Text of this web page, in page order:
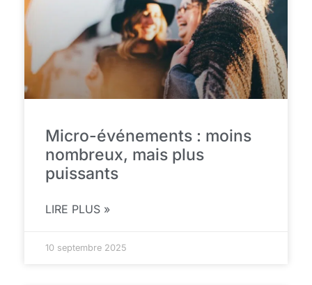
Micro-événements : moins
nombreux, mais plus
puissants
LIRE PLUS »
10 septembre 2025